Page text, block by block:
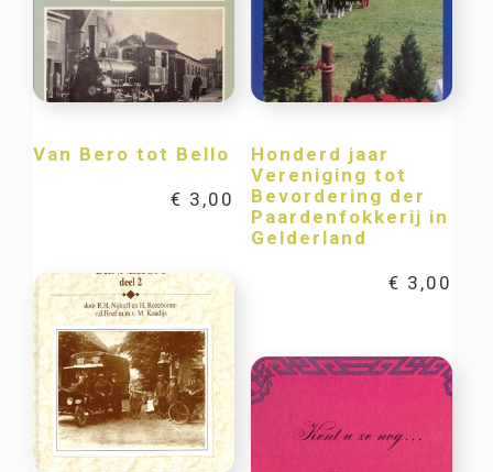
Van Bero tot Bello
€ 3,00
Honderd jaar
Vereniging tot
Bevordering der
Paardenfokkerij in
Gelderland
€ 3,00